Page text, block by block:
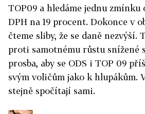
TOP09 a hledáme jednu zmínku
DPH na 19 procent. Dokonce v
čteme sliby, že se daně nezvýší.
proti samotnému růstu snížené
prosba, aby se ODS i TOP 09
svým voličům jako k hlupákům.
stejně spočítají sami.